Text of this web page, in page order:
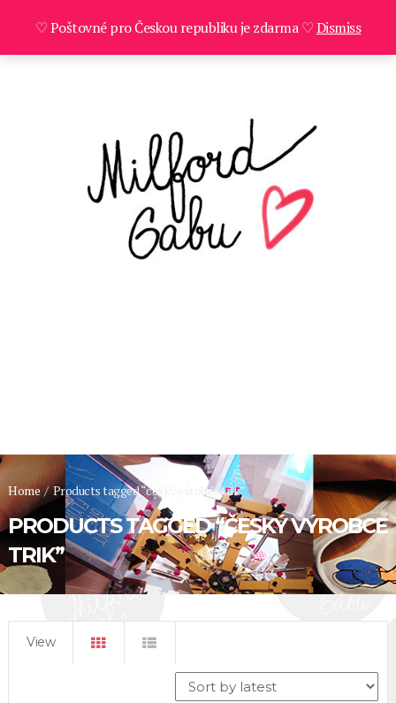
Home / Products tagged “český výrobce trik”
PRODUCTS TAGGED “ČESKÝ VÝROBCE
TRIK”
View
♡ Poštovné pro Českou republiku je zdarma ♡Dismiss